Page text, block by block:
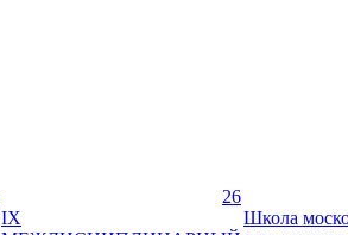
26
IX
Школа